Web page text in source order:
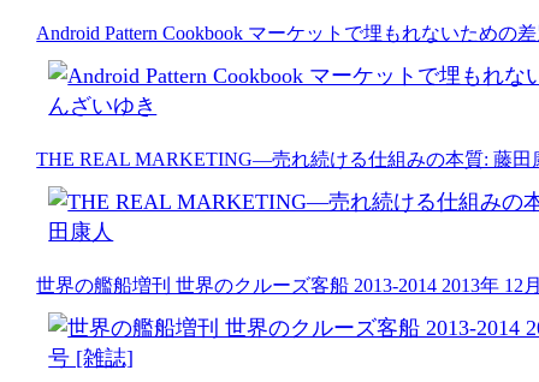
Android Pattern Cookbook マーケットで埋もれないための
THE REAL MARKETING―売れ続ける仕組みの本質: 藤田
世界の艦船増刊 世界のクルーズ客船 2013-2014 2013年 12